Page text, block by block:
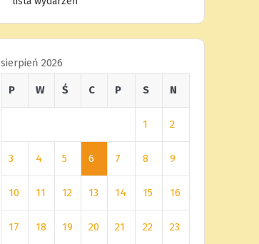
sierpień 2026
P W Ś C P S N
1 2
3 4 5 6 7 8 9
10 11 12 13 14 15 16
17 18 19 20 21 22 23